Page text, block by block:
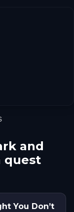
and
quest
You Don’t